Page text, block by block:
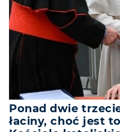
Ponad dwie
łaciny, choć jest